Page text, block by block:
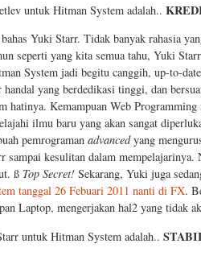
untuk Hitman System adalah..
Yuki Starr. Tidak banyak rahasia
seperti yang kita semua tahu, Yuki
System jadi begitu canggih, up-to-
handal yang berdedikasi tinggi, dan
hatinya. Kemampuan Web
ilmu baru yang akan sangat
pemrograman advancedyang
sampai kesulitan dalam
ß Top Secret! Sekarang, Yuki juga
tanggal 26 Febuari 2011 nanti di FX.
Laptop, mengerjakan hal2 yang tidak
untuk Hitman System adalah..